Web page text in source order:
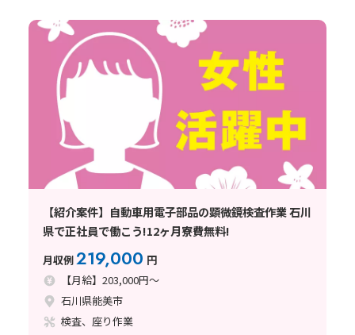
【紹介案件】自動車用電子部品の顕微鏡検査作業 石川
県で正社員で働こう!12ヶ月寮費無料!
月収例219,000 円
【月給】203,000円～
石川県能美市
検査、座り作業